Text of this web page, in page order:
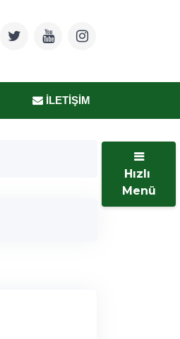
İLETIŞIM
Hızlı
Menü